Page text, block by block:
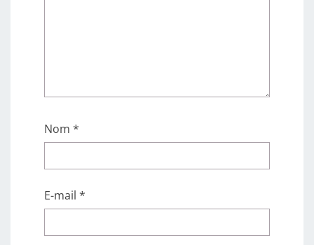
Nom *
E-mail *